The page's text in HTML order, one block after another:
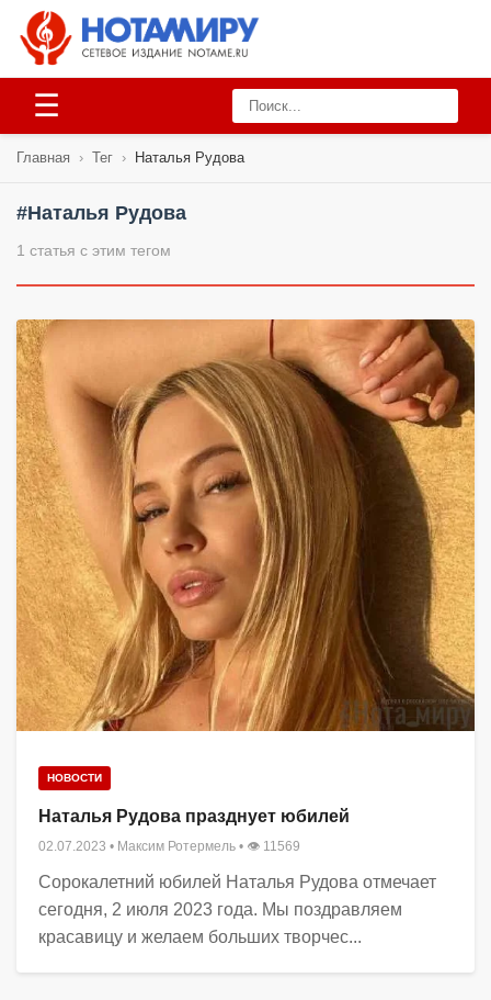
☰
Главная › Тег › Наталья Рудова
#Наталья Рудова
1 статья с этим тегом
НОВОСТИ
Наталья Рудова празднует юбилей
02.07.2023 • Максим Ротермель • 👁 11569
Сорокалетний юбилей Наталья Рудова отмечает
сегодня, 2 июля 2023 года. Мы поздравляем
красавицу и желаем больших творчес...